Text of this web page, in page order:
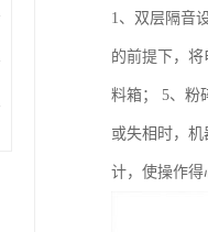
1、双层隔音
的前提下，
料箱； 5、粉
或失相时，
计，使操作得